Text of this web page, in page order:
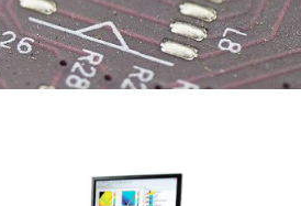
半导体分立器件IV、CV特性测试方案